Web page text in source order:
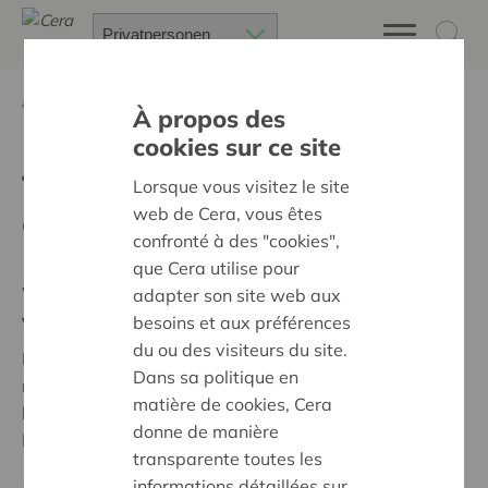
Magazine
Teile deine gedanken und
gewinne!
Wie findest du ENGAGE? Was hältst du
von ENJOY?
Natürlich kannst du es kaum erwarten, bis das
nächste ENGAGE in deinem Briefkasten landet. Und
bist schnell dabei, um all die herrlichen Angebote in
ENJOY zu nutzen.
À propos des
cookies sur ce site
Lorsque vous visitez le site
web de Cera, vous êtes
confronté à des "cookies",
que Cera utilise pour
adapter son site web aux
besoins et aux préférences
du ou des visiteurs du site.
Dans sa politique en
matière de cookies, Cera
donne de manière
transparente toutes les